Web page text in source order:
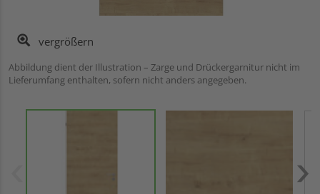
vergrößern
Abbildung dient der Illustration – Zarge und Drückergarnitur nicht im
Lieferumfang enthalten, sofern nicht anders angegeben.